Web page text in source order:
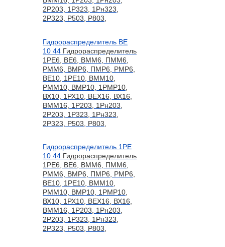
2Р203, 1Р323, 1Рн323,
2Р323, Р503, Р803,
Гидрораспределитель ВЕ
10 44 Гидрораспределитель
1РЕ6, ВЕ6, ВММ6, ПММ6,
РММ6, ВМР6, ПМР6, РМР6,
ВЕ10, 1РЕ10, ВММ10,
РММ10, ВМР10, 1РМР10,
ВХ10, 1РХ10, ВЕХ16, ВХ16,
ВММ16, 1Р203, 1Рн203,
2Р203, 1Р323, 1Рн323,
2Р323, Р503, Р803,
Гидрораспределитель 1РЕ
10 44 Гидрораспределитель
1РЕ6, ВЕ6, ВММ6, ПММ6,
РММ6, ВМР6, ПМР6, РМР6,
ВЕ10, 1РЕ10, ВММ10,
РММ10, ВМР10, 1РМР10,
ВХ10, 1РХ10, ВЕХ16, ВХ16,
ВММ16, 1Р203, 1Рн203,
2Р203, 1Р323, 1Рн323,
2Р323, Р503, Р803,